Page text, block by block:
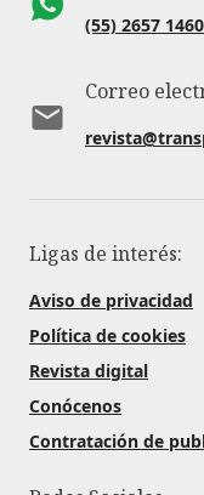
(55) 2657 1460
Correo
Ligas de interés:
Aviso de privacidad
Política de cookies
Revista digital
Conócenos
Contratación de